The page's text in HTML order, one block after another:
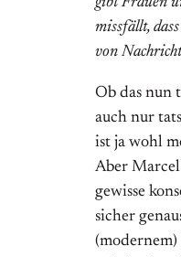
missfällt,
von
Ob das nun
auch nur
ist ja wohl
Aber
gewisse
sicher
(modernem)